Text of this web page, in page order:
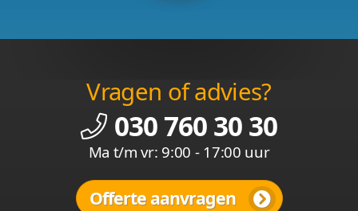
Vragen of advies?
030 760 30 30
Ma t/m vr: 9:00 - 17:00 uur
Offerte aanvragen